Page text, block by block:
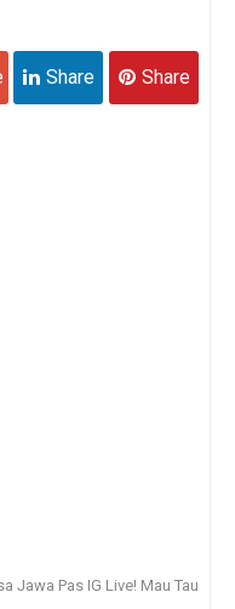
Share Share
Jawa Pas IG Live! Mau Tau